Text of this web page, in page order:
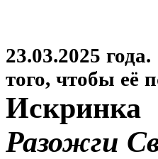
23.03.2025
того, чтобы её
Искринка
Разожги